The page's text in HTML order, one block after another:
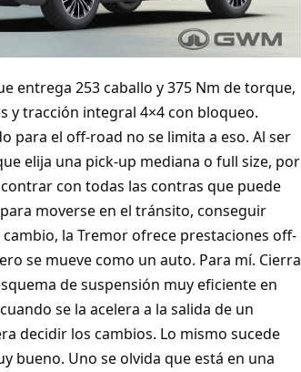
entrega 253 caballo y 375 Nm de torque,
y tracción integral 4×4 con bloqueo.
para el off-road no se limita a eso. Al ser
elija una pick-up mediana o full size, por
con todas las contras que puede
moverse en el tránsito, conseguir
la Tremor ofrece prestaciones off-
se mueve como un auto. Para mí. Cierra
de suspensión muy eficiente en
se la acelera a la salida de un
decidir los cambios. Lo mismo sucede
bueno. Uno se olvida que está en una